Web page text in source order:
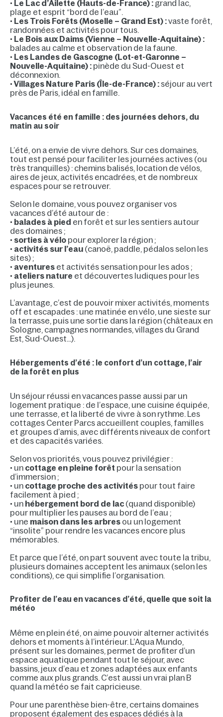
• Le Lac d’Ailette (Hauts-de-France) : grand lac,
plage et esprit “bord de l’eau”.
• Les Trois Forêts (Moselle – Grand Est) :vaste forêt,
randonnées et activités pour tous.
• Le Bois aux Daims (Vienne – Nouvelle-Aquitaine) :
balades au calme et observation de la faune.
• Les Landes de Gascogne (Lot-et-Garonne –
Nouvelle-Aquitaine) : pinède du Sud-Ouest et
déconnexion.
•Villages Nature Paris (Île-de-France) :séjour au vert
près de Paris, idéal en famille.
Vacances été en famille : des journées dehors, du
matin au soir
L’été, on a envie de vivre dehors. Sur ces domaines,
tout est pensé pour faciliter les journées actives (ou
très tranquilles) : chemins balisés, location de vélos,
aires de jeux, activités encadrées, et de nombreux
espaces pour se retrouver.
Selon le domaine, vous pouvez organiser vos
vacances d’été autour de :
• balades à pied en forêt et sur les sentiers autour
des domaines ;
• sorties à vélo pour explorer la région ;
• activités sur l’eau (canoë, paddle, pédalos selon les
sites) ;
• aventures et activités sensation pour les ados ;
• ateliers nature et découvertes ludiques pour les
plus jeunes.
L’avantage, c’est de pouvoir mixer activités, moments
off et escapades : une matinée en vélo, une sieste sur
la terrasse, puis une sortie dans la région (châteaux en
Sologne, campagnes normandes, villages du Grand
Est, Sud-Ouest…).
Hébergements d’été : le confort d’un cottage, l’air
de la forêt en plus
Un séjour réussi en vacances passe aussi par un
logement pratique : de l’espace, une cuisine équipée,
une terrasse, et la liberté de vivre à son rythme. Les
cottages Center Parcs accueillent couples, familles
et groupes d’amis, avec différents niveaux de confort
et des capacités variées.
Selon vos priorités, vous pouvez privilégier :
• un cottage en pleine forêt pour la sensation
d’immersion ;
• un cottage proche des activités pour tout faire
facilement à pied ;
• un hébergement bord de lac (quand disponible)
pour multiplier les pauses au bord de l’eau ;
• une maison dans les arbres ou un logement
“insolite” pour rendre les vacances encore plus
mémorables.
Et parce que l’été, on part souvent avec toute la tribu,
plusieurs domaines acceptent les animaux (selon les
conditions), ce qui simplifie l’organisation.
Profiter de l’eau en vacances d’été, quelle que soit la
météo
Même en plein été, on aime pouvoir alterner activités
dehors et moments à l’intérieur. L’Aqua Mundo,
présent sur les domaines, permet de profiter d’un
espace aquatique pendant tout le séjour, avec
bassins, jeux d’eau et zones adaptées aux enfants
comme aux plus grands. C’est aussi un vrai plan B
quand la météo se fait capricieuse.
Pour une parenthèse bien-être, certains domaines
proposent également des espaces dédiés à la